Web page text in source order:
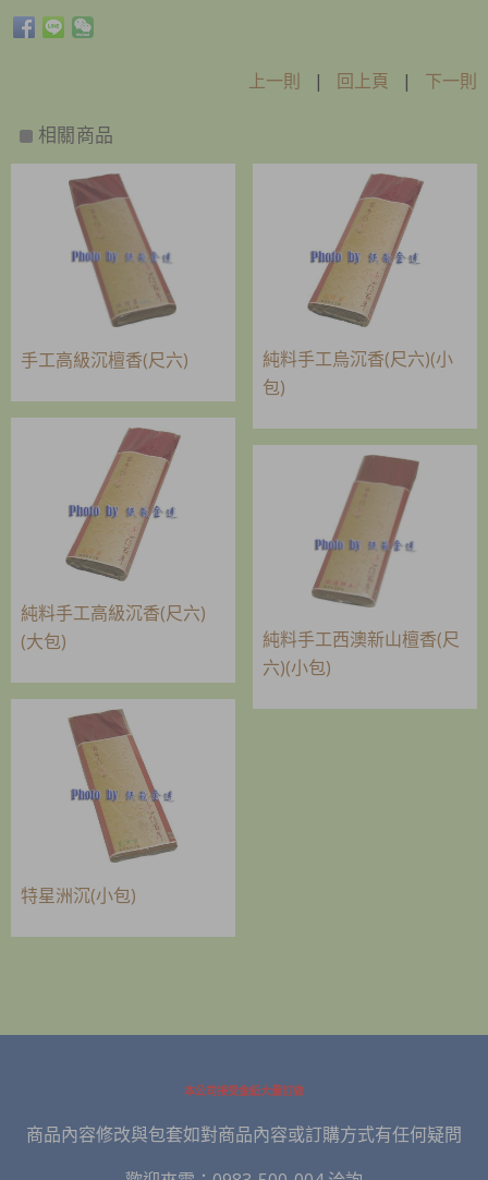
上一則 | 回上頁 | 下一則
相關商品
手工高級沉檀香(尺六)
純料手工烏沉香(尺六)(小
包)
純料手工高級沉香(尺六)
(大包)
純料手工西澳新山檀香(尺
六)(小包)
特星洲沉(小包)
本公司接受金紙大量訂做
商品內容修改與包套如對商品內容或訂購方式有任何疑問